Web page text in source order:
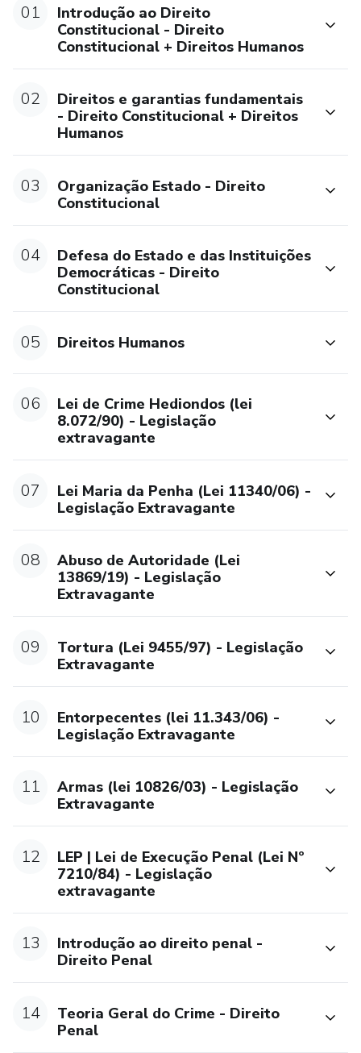
01
Introdução ao Direito
Constitucional - Direito
Constitucional + Direitos Humanos
02
Direitos e garantias fundamentais
- Direito Constitucional + Direitos
Humanos
03
Organização Estado - Direito
Constitucional
04
Defesa do Estado e das Instituições
Democráticas - Direito
Constitucional
05 Direitos Humanos
06
Lei de Crime Hediondos (lei
8.072/90) - Legislação
extravagante
07
Lei Maria da Penha (Lei 11340/06) -
Legislação Extravagante
08
Abuso de Autoridade (Lei
13869/19) - Legislação
Extravagante
09
Tortura (Lei 9455/97) - Legislação
Extravagante
10
Entorpecentes (lei 11.343/06) -
Legislação Extravagante
11
Armas (lei 10826/03) - Legislação
Extravagante
12
LEP | Lei de Execução Penal (Lei Nº
7210/84) - Legislação
extravagante
13
Introdução ao direito penal -
Direito Penal
14
Teoria Geral do Crime - Direito
Penal